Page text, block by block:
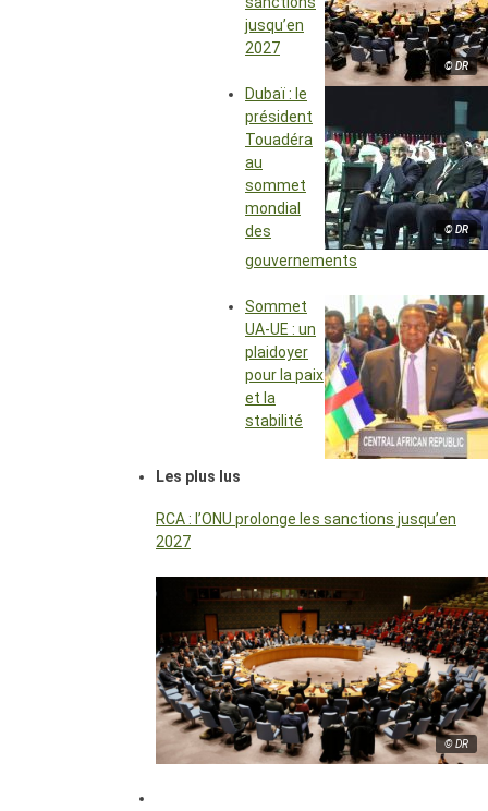
© DR
jusqu’en
2027
© DR
Dubaï : le
président
Touadéra
au
sommet
mondial
des
gouvernements
Sommet
UA-UE : un
plaidoyer
pour la paix
et la
stabilité
Les plus lus
RCA : l’ONU prolonge les sanctions jusqu’en
2027
© DR